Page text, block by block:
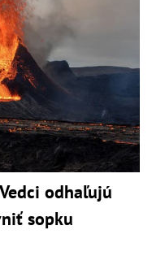
odhaľujú
sopku